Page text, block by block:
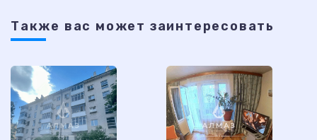
Также ваc может заинтересовать